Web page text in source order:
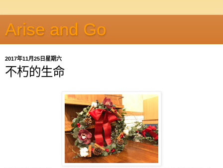
Arise and Go
2017年11月25日星期六
不朽的生命